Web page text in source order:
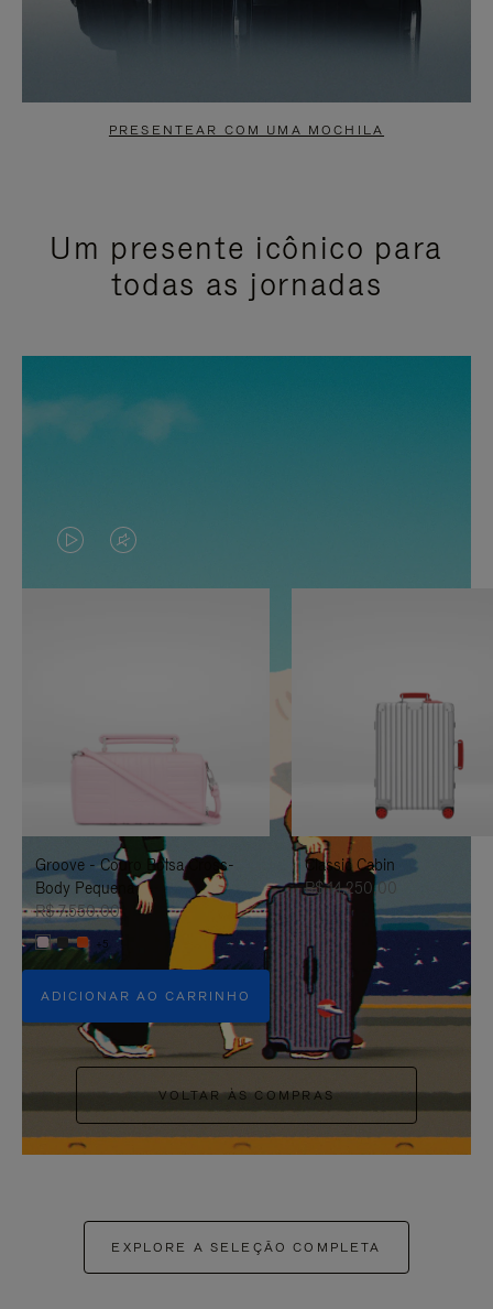
PRESENTEAR COM UMA MOCHILA
Um presente icônico para
todas as jornadas
O
VÍDEO
PRESSIONE
PAUSÁ-
LO
O
VÍDEO
FAVOR,
CLIQUE
PARA
ATIVÁ-
LO
Groove - Couro Bolsa Cross-
Body Pequena
R$ 7.550,00
+5
ADICIONAR AO CARRINHO
Classic Cabin
R$ 14.250,00
VOLTAR ÀS COMPRAS
EXPLORE A SELEÇÃO COMPLETA